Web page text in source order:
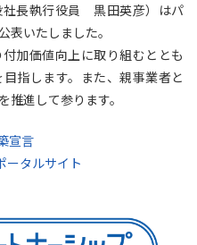
社長執行役員 黒田英彦）はパ
表いたしました。
加価値向上に取り組むととも
指します。また、親事業者と
進して参ります。
宣言
ータルサイト